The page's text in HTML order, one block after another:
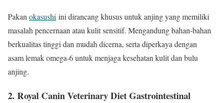
Pakanokasushi ini dirancang khusus untuk anjing yang memiliki
masalah pencernaan atau kulit sensitif. Mengandung bahan-bahan
berkualitas tinggi dan mudah dicerna, serta diperkaya dengan
asam lemak omega-6 untuk menjaga kesehatan kulit dan bulu
anjing.
2. Royal Canin Veterinary Diet Gastrointestinal